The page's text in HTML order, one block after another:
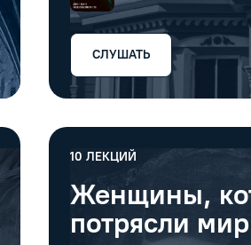
СЛУШАТЬ
10 ЛЕКЦИЙ
Женщины,
потрясли мир